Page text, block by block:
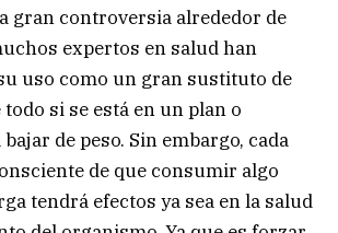
gran controversia alrededor de
expertos en salud han
uso como un gran sustituto de
si se está en un plan o
de peso. Sin embargo, cada
de que consumir algo
tendrá efectos ya sea en la salud